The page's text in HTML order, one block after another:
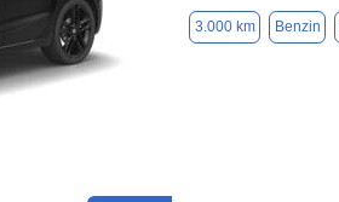
3.000 km Benzin